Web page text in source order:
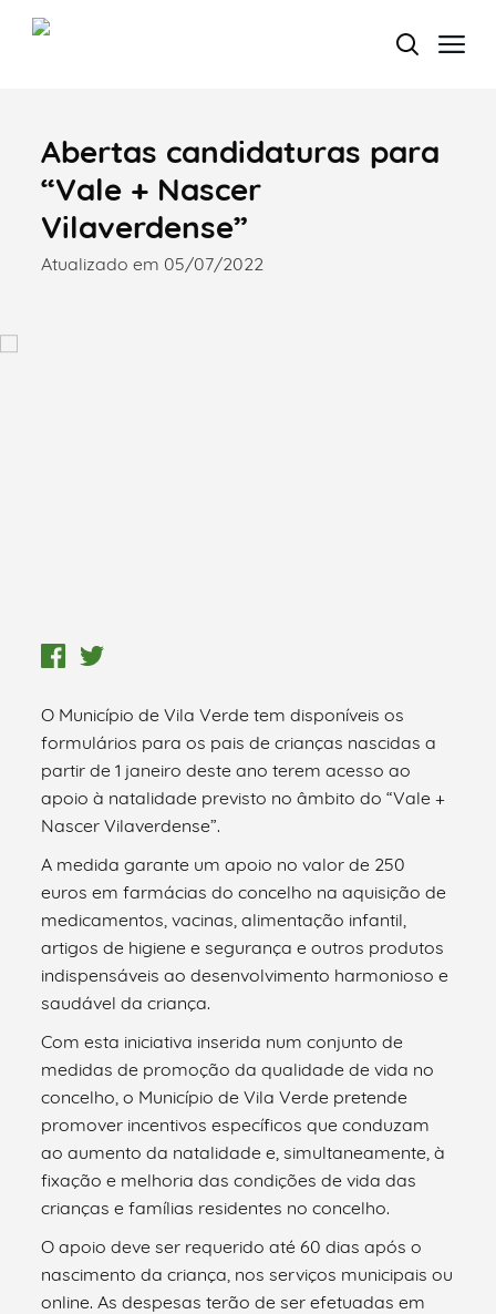
Termo de Pesquisa
Abertas candidaturas para
“Vale + Nascer
Vilaverdense”
Atualizado em 05/07/2022
O Município de Vila Verde tem disponíveis os
formulários para os pais de crianças nascidas a
partir de 1 janeiro deste ano terem acesso ao
apoio à natalidade previsto no âmbito do “Vale +
Nascer Vilaverdense”.
A medida garante um apoio no valor de 250
euros em farmácias do concelho na aquisição de
medicamentos, vacinas, alimentação infantil,
artigos de higiene e segurança e outros produtos
indispensáveis ao desenvolvimento harmonioso e
saudável da criança.
Com esta iniciativa inserida num conjunto de
medidas de promoção da qualidade de vida no
concelho, o Município de Vila Verde pretende
promover incentivos específicos que conduzam
ao aumento da natalidade e, simultaneamente, à
fixação e melhoria das condições de vida das
crianças e famílias residentes no concelho.
O apoio deve ser requerido até 60 dias após o
nascimento da criança, nos serviços municipais ou
online. As despesas terão de ser efetuadas em